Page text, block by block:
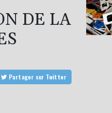
DE LA
Partager sur Twitter